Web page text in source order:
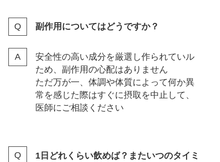
副作用についてはどうですか？
安全性の高い成分を厳選し作られていル
ため、副作用の心配はありません
ただ万が一、体調や体質によって何か異
常を感じた際はすぐに摂取を中止して、
医師にご相談ください
1日どれくらい飲めば？またいつのタイミ